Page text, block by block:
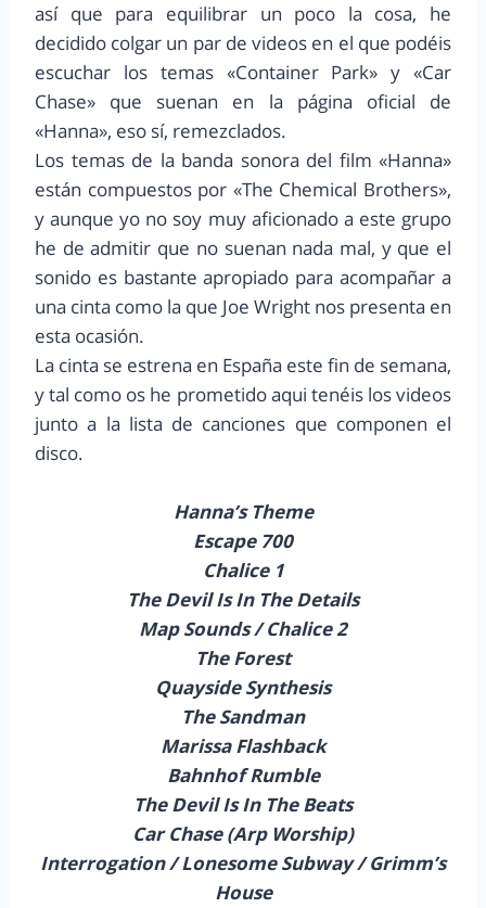
así que para equilibrar un poco la cosa, he
decidido colgar un par de videos en el que podéis
escuchar los temas «Container Park» y «Car
Chase» que suenan en la página oficial de
«Hanna», eso sí, remezclados.
Los temas de la banda sonora del film «Hanna»
están compuestos por «The Chemical Brothers»,
y aunque yo no soy muy aficionado a este grupo
he de admitir que no suenan nada mal, y que el
sonido es bastante apropiado para acompañar a
una cinta como la que Joe Wright nos presenta en
esta ocasión.
La cinta se estrena en España este fin de semana,
y tal como os he prometido aqui tenéis los videos
junto a la lista de canciones que componen el
disco.
Hanna’s Theme
Escape 700
Chalice 1
The Devil Is In The Details
Map Sounds / Chalice 2
The Forest
Quayside Synthesis
The Sandman
Marissa Flashback
Bahnhof Rumble
The Devil Is In The Beats
Car Chase (Arp Worship)
Interrogation / Lonesome Subway / Grimm’s
House